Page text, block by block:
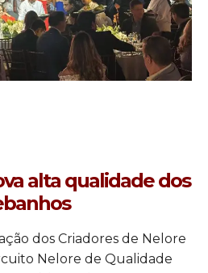
alta qualidade dos
dos Criadores de Nelore
Nelore de Qualidade